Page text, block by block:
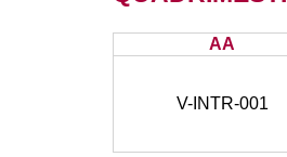
AA
V-INTR-001